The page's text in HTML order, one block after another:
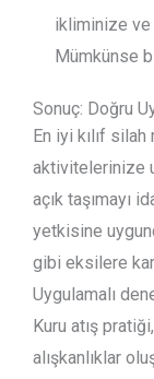
ikliminize ve
Mümkünse
Sonuç: Doğru
En iyi kılıf
aktivitelerinize
açık taşımayı
yetkisine
gibi eksilere
Uygulamalı
Kuru atış
alışkanlıklar